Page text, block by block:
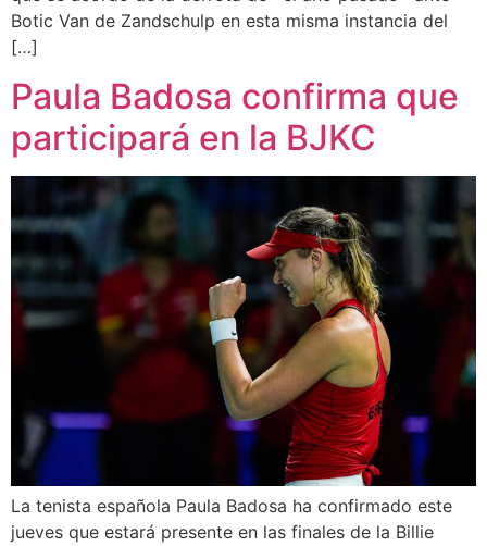
Botic Van de Zandschulp en esta misma instancia del
[…]
Paula Badosa confirma que
participará en la BJKC
La tenista española Paula Badosa ha confirmado este
jueves que estará presente en las finales de la Billie